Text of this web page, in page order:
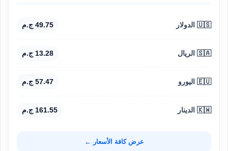
🇺🇸 الدولار 49.75 ج.م
🇸🇦 الريال 13.28 ج.م
🇪🇺 اليورو 57.47 ج.م
🇰🇼 الدينار 161.55 ج.م
عرض كافة الأسعار ←